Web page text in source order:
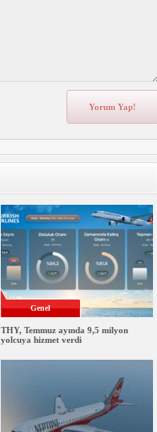
Genel
THY, Temmuz ayında 9,5 milyon
yolcuya hizmet verdi